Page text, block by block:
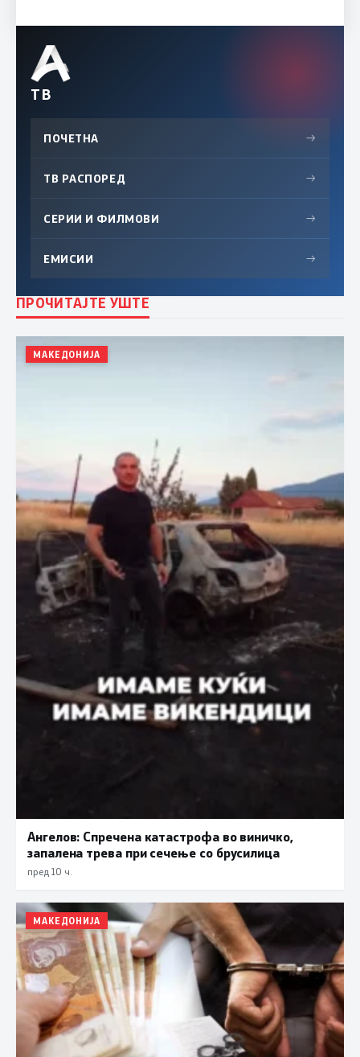
ТВ
ПОЧЕТНА →
ТВ РАСПОРЕД →
СЕРИИ И ФИЛМОВИ →
ЕМИСИИ →
ПРОЧИТАЈТЕ УШТЕ
МАКЕДОНИЈА
Ангелов: Спречена катастрофа во виничко,
запалена трева при сечење со брусилица
пред 10 ч.
МАКЕДОНИЈА